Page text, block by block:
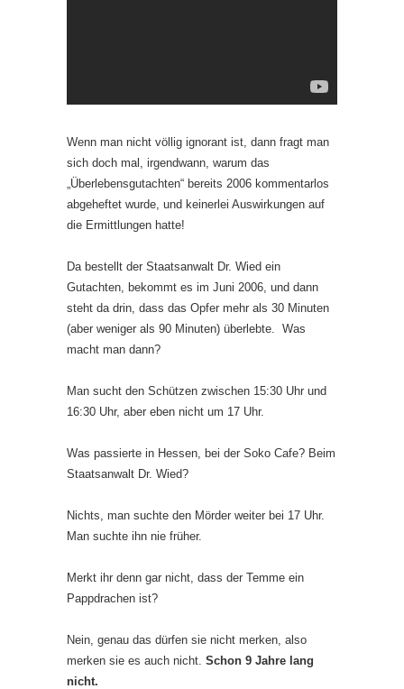
Wenn man nicht völlig ignorant ist, dann fragt man
sich doch mal, irgendwann, warum das
„Überlebensgutachten“ bereits 2006 kommentarlos
abgeheftet wurde, und keinerlei Auswirkungen auf
die Ermittlungen hatte!
Da bestellt der Staatsanwalt Dr. Wied ein
Gutachten, bekommt es im Juni 2006, und dann
steht da drin, dass das Opfer mehr als 30 Minuten
(aber weniger als 90 Minuten) überlebte. Was
macht man dann?
Man sucht den Schützen zwischen 15:30 Uhr und
16:30 Uhr, aber eben nicht um 17 Uhr.
Was passierte in Hessen, bei der Soko Cafe? Beim
Staatsanwalt Dr. Wied?
Nichts, man suchte den Mörder weiter bei 17 Uhr.
Man suchte ihn nie früher.
Merkt ihr denn gar nicht, dass der Temme ein
Pappdrachen ist?
Nein, genau das dürfen sie nicht merken, also
merken sie es auch nicht. Schon 9 Jahre lang
nicht.